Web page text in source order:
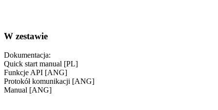
W zestawie
Dokumentacja:
Quick start manual [PL]
Funkcje API [ANG]
Protokół komunikacji [ANG]
Manual [ANG]